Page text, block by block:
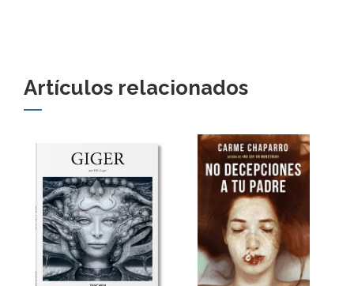
Artículos relacionados